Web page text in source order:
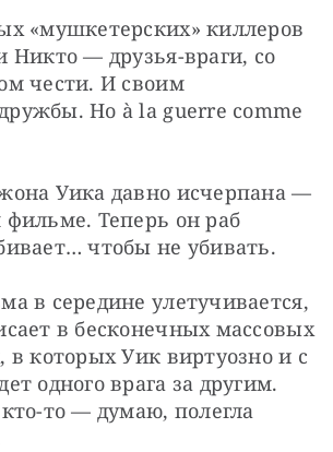
«мушкетерских» киллеров
— друзья-враги, со
чести. И своим
Но à la guerre comme
Уика давно исчерпана —
Теперь он раб
чтобы не убивать.
в середине улетучивается,
в бесконечных массовых
в которых Уик виртуозно и с
одного врага за другим.
то — думаю, полегла